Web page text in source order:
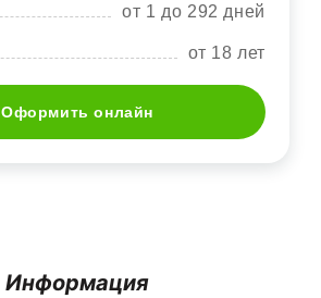
от 1 до 292 дней
от 18 лет
Оформить онлайн
Информация